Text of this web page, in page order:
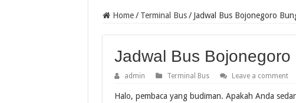
Home / Terminal Bus / Jadwal Bus Bojonegoro
Jadwal Bus Bojonegoro
admin Terminal Bus Leave a comment
Halo, pembaca yang budiman. Apakah Anda